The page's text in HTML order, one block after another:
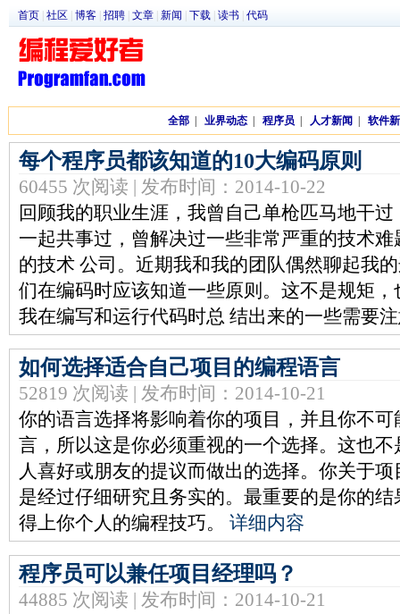
首页 社区 博客 招聘 文章 新闻 下载 读书 代码
全部 业界动态 程序员 人才新闻 软件
每个程序员都该知道的10大编码原则
60455 次阅读 | 发布时间：2014-10-22
回顾我的职业生涯，我曾自己单枪匹马地干
一起共事过，曾解决过一些非常严重的技术
的技术 公司。近期我和我的团队偶然聊起我
们在编码时应该知道一些原则。这不是规矩
我在编写和运行代码时总 结出来的一些需要
如何选择适合自己项目的编程语言
52819 次阅读 | 发布时间：2014-10-21
你的语言选择将影响着你的项目，并且你不
言，所以这是你必须重视的一个选择。这也
人喜好或朋友的提议而做出的选择。你关于
是经过仔细研究且务实的。最重要的是你的
得上你个人的编程技巧。 详细内容
程序员可以兼任项目经理吗？
44885 次阅读 | 发布时间：2014-10-21